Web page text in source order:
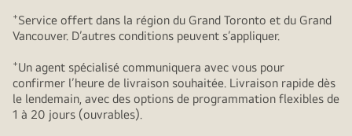
+Service offert dans la région du Grand Toronto et du Grand
Vancouver. D’autres conditions peuvent s’appliquer.
+Un agent spécialisé communiquera avec vous pour
confirmer l’heure de livraison souhaitée. Livraison rapide dès
le lendemain, avec des options de programmation flexibles de
1 à 20 jours (ouvrables).